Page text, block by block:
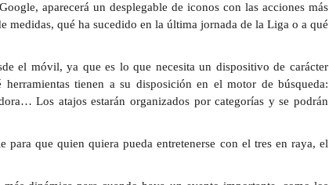
aparecerá un desplegable de iconos con las acciones más
qué ha sucedido en la última jornada de la Liga o a qué
el móvil, ya que es lo que necesita un dispositivo de carácter
tienen a su disposición en el motor de búsqueda:
Los atajos estarán organizados por categorías y se podrán
que quien quiera pueda entretenerse con el tres en raya, el